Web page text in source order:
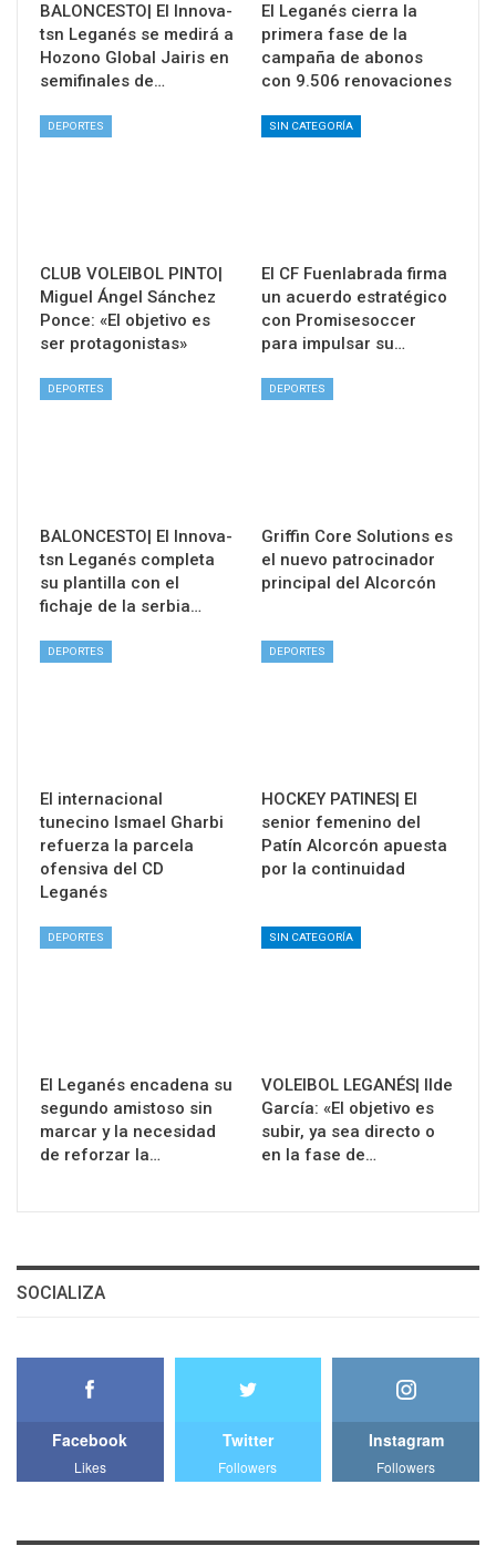
BALONCESTO| El Innova-
tsn Leganés se medirá a
Hozono Global Jairis en
semifinales de…
El Leganés cierra la
primera fase de la
campaña de abonos
con 9.506 renovaciones
DEPORTES
CLUB VOLEIBOL PINTO|
Miguel Ángel Sánchez
Ponce: «El objetivo es
ser protagonistas»
SIN CATEGORÍA
El CF Fuenlabrada firma
un acuerdo estratégico
con Promisesoccer
para impulsar su…
DEPORTES
BALONCESTO| El Innova-
tsn Leganés completa
su plantilla con el
fichaje de la serbia…
DEPORTES
Griffin Core Solutions es
el nuevo patrocinador
principal del Alcorcón
DEPORTES
El internacional
tunecino Ismael Gharbi
refuerza la parcela
ofensiva del CD
Leganés
DEPORTES
HOCKEY PATINES| El
senior femenino del
Patín Alcorcón apuesta
por la continuidad
DEPORTES
El Leganés encadena su
segundo amistoso sin
marcar y la necesidad
de reforzar la…
SIN CATEGORÍA
VOLEIBOL LEGANÉS| Ilde
García: «El objetivo es
subir, ya sea directo o
en la fase de…
SOCIALIZA
Facebook
Likes
Twitter
Followers
Instagram
Followers